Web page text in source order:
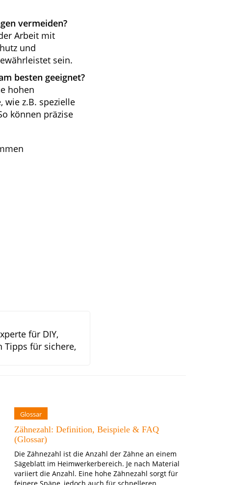
vermeiden?
Arbeit mit
und
sein.
besten geeignet?
hohen
wie z.B. spezielle
können präzise
für DIY,
Tipps für sichere,
Glossar
Zähnezahl: Definition, Beispiele & FAQ
(Glossar)
Die Zähnezahl ist die Anzahl der Zähne an einem
Sägeblatt im Heimwerkerbereich. Je nach Material
variiert die Anzahl. Eine hohe Zähnezahl sorgt für